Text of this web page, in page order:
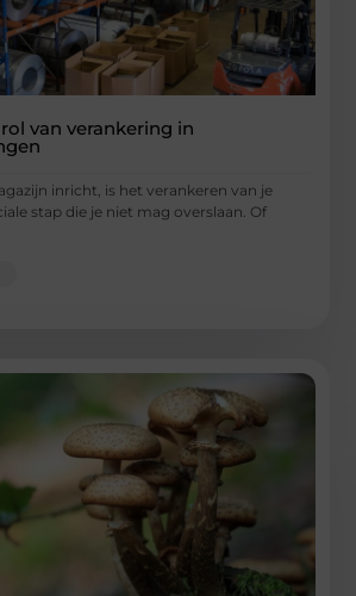
van verankering in
inricht, is het verankeren van je
stap die je niet mag overslaan. Of